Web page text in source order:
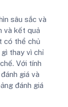
sâu sắc và
và kết quả
có thể chủ
thay vì chỉ
Với tính
giá và
đánh giá